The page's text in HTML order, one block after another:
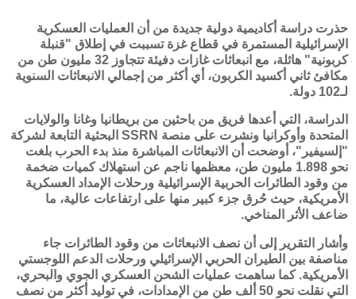
حذرت دراسة أكاديمية دولية جديدة من أن العمليات العسكرية
الإسرائيلية المستمرة في قطاع غزة تسببت في إطلاق "قنبلة
كربونية" هائلة، مع انبعاثات غازات دفيئة تتجاوز 32 مليون طن من
مكافئ ثاني أكسيد الكربون، أي أكثر من إجمالي الانبعاثات السنوية
لـ102 دولة.
الدراسة، التي أعدها فريق من باحثين من بريطانيا وغانا والولايات
المتحدة وأوكرانيا ونشرت على منصة SSRN البحثية التابعة لشركة
"إلسيفير"، أوضحت أن الانبعاثات المباشرة منذ بدء الحرب بلغت
نحو 1.898 مليون طن، معظمها ناجم عن استهلاك كميات ضخمة
من وقود الطائرات الحربية الإسرائيلية ورحلات الإمداد العسكرية
الأمريكية، حيث حُرق جزء كبير منها على ارتفاعات عالية، ما
ضاعف الأثر المناخي.
وأشار التقرير إلى أن نصف الانبعاثات من وقود الطائرات جاء
مناصفة بين الطيران الحربي الإسرائيلي ورحلات الدعم اللوجستي
الأمريكية. كما ساهمت عمليات الشحن العسكري الجوي والبحري،
التي نقلت نحو 50 ألف طن من الإمدادات، في توليد أكثر من نصف